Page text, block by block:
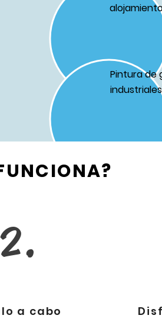
Pintura de
2.
a cabo